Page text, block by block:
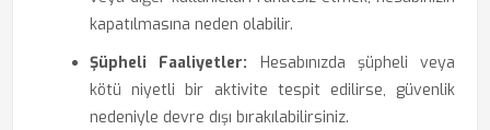
kapatılmasına neden olabilir.
Şüpheli Faaliyetler: Hesabınızda şüpheli veya
kötü niyetli bir aktivite tespit edilirse, güvenlik
nedeniyle devre dışı bırakılabilirsiniz.